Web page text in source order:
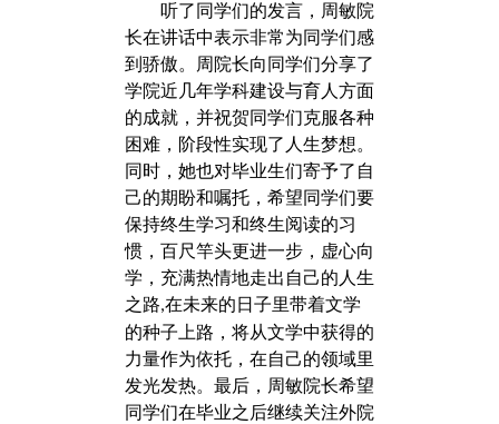
听了同学们的发言，周敏院
长在讲话中表示非常为同学们感
到骄傲。周院长向同学们分享了
学院近几年学科建设与育人方面
的成就，并祝贺同学们克服各种
困难，阶段性实现了人生梦想。
同时，她也对毕业生们寄予了自
己的期盼和嘱托，希望同学们要
保持终生学习和终生阅读的习
惯，百尺竿头更进一步，虚心向
学，充满热情地走出自己的人生
之路,在未来的日子里带着文学
的种子上路，将从文学中获得的
力量作为依托，在自己的领域里
发光发热。最后，周敏院长希望
同学们在毕业之后继续关注外院